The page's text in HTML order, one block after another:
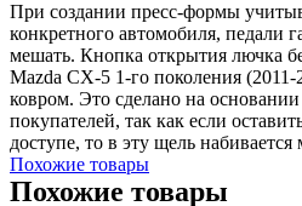
При создании пресс-формы
конкретного автомобиля, педали
мешать. Кнопка открытия лючка
Mazda CX-5 1-го поколения (2011-
ковром. Это сделано на
покупателей, так как если
доступе, то в эту щель
Похожие товары
Похожие товары